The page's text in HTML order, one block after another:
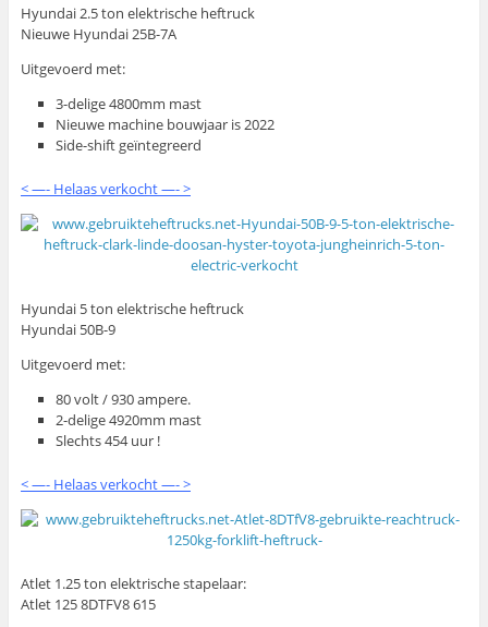
Hyundai 2.5 ton elektrische heftruck
Nieuwe Hyundai 25B-7A
Uitgevoerd met:
3-delige 4800mm mast
Nieuwe machine bouwjaar is 2022
Side-shift geïntegreerd
< —- Helaas verkocht —- >
Hyundai 5 ton elektrische heftruck
Hyundai 50B-9
Uitgevoerd met:
80 volt / 930 ampere.
2-delige 4920mm mast
Slechts 454 uur !
< —- Helaas verkocht —- >
Atlet 1.25 ton elektrische stapelaar:
Atlet 125 8DTFV8 615